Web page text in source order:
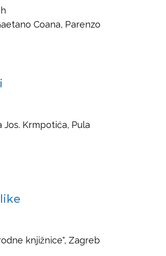
Coana, Parenzo
Jos. Krmpotića, Pula
knjižnice", Zagreb